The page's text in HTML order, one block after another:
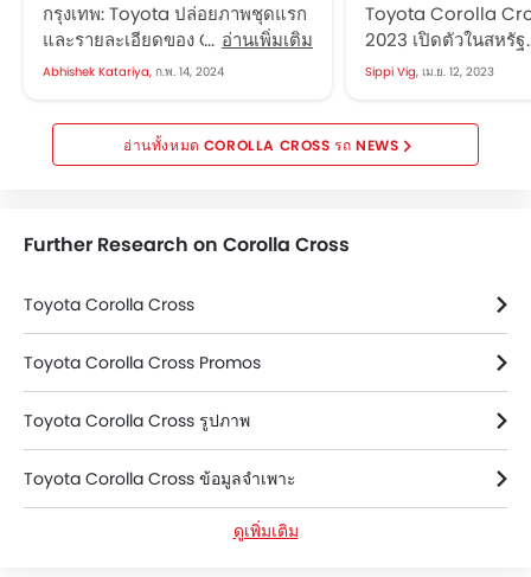
กรุงเทพ: Toyota ปล่อยภาพชุดแรก
และรายละเอียดของ Corolla
Cross รุ่นปรับโฉมยอดนิยม โดย
ดาน Corolla โดยวางอยู่บน
แพลตฟอร์ม TNGA-C แบบโมดู
ลาร์ การอัปเดตกลางวัยสำหรับ
ของ Toyota...
อ่านเพิ่มเติม
Abhishek Katariya, ก.พ. 14, 2024
Toyota Corolla
2023 เปิดตัวในสหรัฐ
วันศุกร์ที่ 7 เมษายน
ซึ่งมาพร้อมกับระบบ
(AWD) ใช้ประโยชน์
ความสามารถของแ
Sippi Vig, เม.ย. 12, 2023
COROLLA CROSS รถ NEWS
Further Research on Corolla Cross
Toyota Corolla Cross
Toyota Corolla Cross Promos
Toyota Corolla Cross รูปภาพ
Toyota Corolla Cross ข้อมูลจำเพาะ
ดูเพิ่มเติม